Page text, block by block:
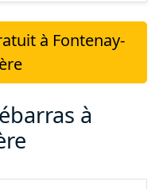
à Fontenay-
à